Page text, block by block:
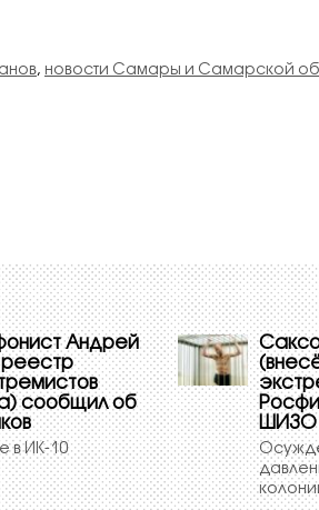
, новости Самары и Самарской
Андрей
реестр
сообщил об
в ИК-10
ШИЗО